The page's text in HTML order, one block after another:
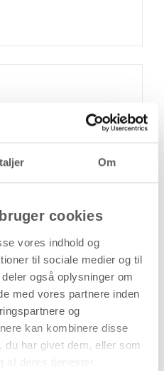
Om
cookies
vores indhold og
til sociale medier og til
også oplysninger om
med vores partnere inden
og
kan kombinere disse
du har givet dem, eller som
og formet som et
en rå, mat overflade, som
Størrelsen gør bogstavet
udstilling og kreative
med tydelig form ønskes.